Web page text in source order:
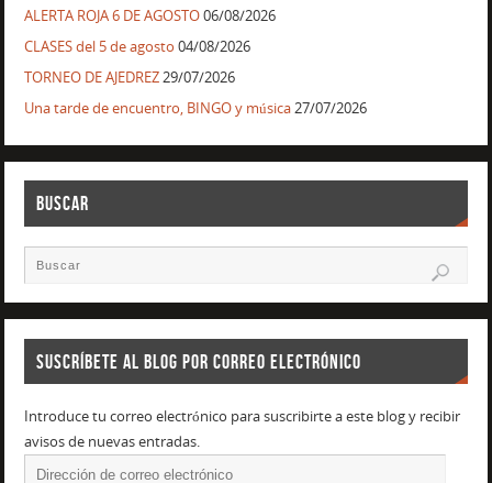
ALERTA ROJA 6 DE AGOSTO06/08/2026
CLASES del 5 de agosto 04/08/2026
TORNEO DE AJEDREZ29/07/2026
Una tarde de encuentro, BINGO y música27/07/2026
BUSCAR
SUSCRÍBETE AL BLOG POR CORREO ELECTRÓNICO
Introduce tu correo electrónico para suscribirte a este blog y recibir
avisos de nuevas entradas.